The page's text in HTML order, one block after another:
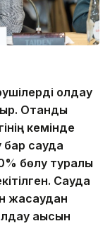
қолдау
Отандық
кемінде
бар сауда
бөлу туралы
Сауда
жасаудан
ақысын